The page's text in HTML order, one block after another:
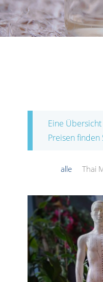
Eine
Preisen finden
alle Thai